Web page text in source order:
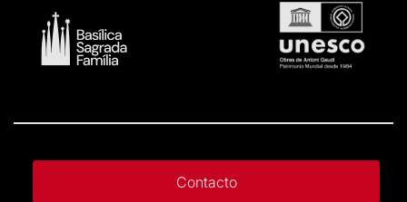
Contacto